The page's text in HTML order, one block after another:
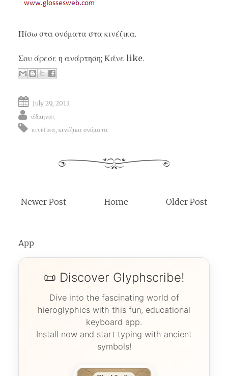
Πίσω στα ονόματα στα κινέζικα.
Σου άρεσε η ανάρτηση; Κάνε like.
July 29, 2013
άδμηνας
κινέζικα, κινέζικα ονόματα
Newer Post Older Post
Home
App
📜 Discover Glyphscribe!
Dive into the fascinating world of
hieroglyphics with this fun, educational
keyboard app.
Install now and start typing with ancient
symbols!